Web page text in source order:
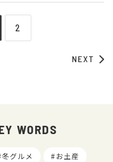
2
NEXT
WORDS
冬グルメ お土産